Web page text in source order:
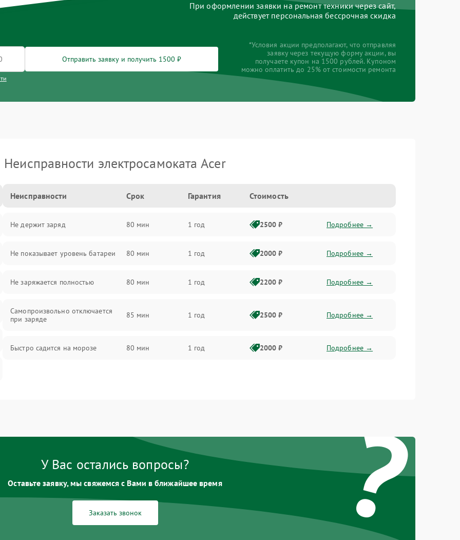
При оформлении заявки на ремонт техники через сайт,
действует персональная бессрочная скидка
Отправить заявку и получить 1500 ₽
*Условия акции предполагают, что отправляя
заявку через текущую форму акции, вы
получаете купон на 1500 рублей. Купоном
можно оплатить до 25% от стоимости ремонта
Неисправности электросамоката Acer
Неисправности Срок Гарантия Стоимость
Не держит заряд 80 мин 1 год 2500 ₽ Подробнее →
Не показывает уровень батареи 80 мин 1 год 2000 ₽ Подробнее →
Не заряжается полностью 80 мин 1 год 2200 ₽ Подробнее →
Самопроизвольно отключается
при заряде
85 мин 1 год 2500 ₽ Подробнее →
Быстро садится на морозе 80 мин 1 год 2000 ₽ Подробнее →
?
У Вас остались вопросы?
Оставьте заявку, мы свяжемся с Вами в ближайшее время
Заказать звонок